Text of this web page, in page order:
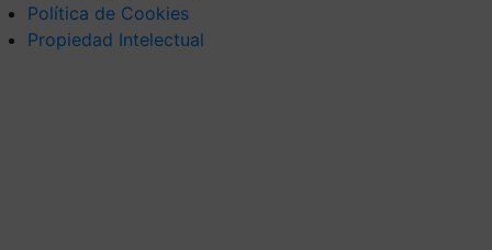
Política de Cookies
Propiedad Intelectual